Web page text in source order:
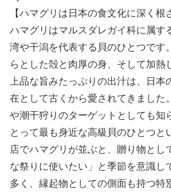
【ハマグリは日本の食文化に深く根
ハマグリはマルスダレガイ科に属す
湾や干潟を代表する貝のひとつです
らとした殻と肉厚の身、そして加熱
上品な旨みたっぷりの出汁は、日
在として古くから愛されてきました
や潮干狩りのターゲットとしても知
とって最も身近な高級貝のひとつと
店でハマグリが並ぶと、贈り物とし
な祭りに使いたい」と季節を意識し
多く、縁起物としての側面も持つ特